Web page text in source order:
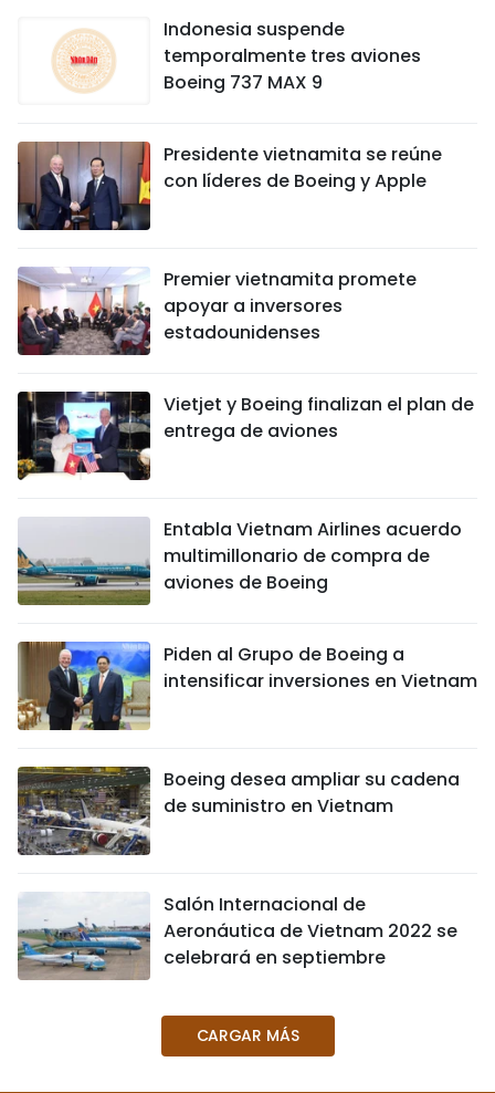
ENGLISH
中文
РУССКИЙ
Indonesia suspende
temporalmente tres aviones
Boeing 737 MAX 9
Presidente vietnamita se reúne
con líderes de Boeing y Apple
Premier vietnamita promete
apoyar a inversores
estadounidenses
Vietjet y Boeing finalizan el plan de
entrega de aviones
Entabla Vietnam Airlines acuerdo
multimillonario de compra de
aviones de Boeing
Piden al Grupo de Boeing a
intensificar inversiones en Vietnam
Boeing desea ampliar su cadena
de suministro en Vietnam
Salón Internacional de
Aeronáutica de Vietnam 2022 se
celebrará en septiembre
CARGAR MÁS